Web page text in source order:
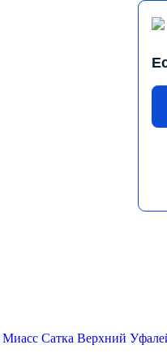
Миасс Сатка Верхний